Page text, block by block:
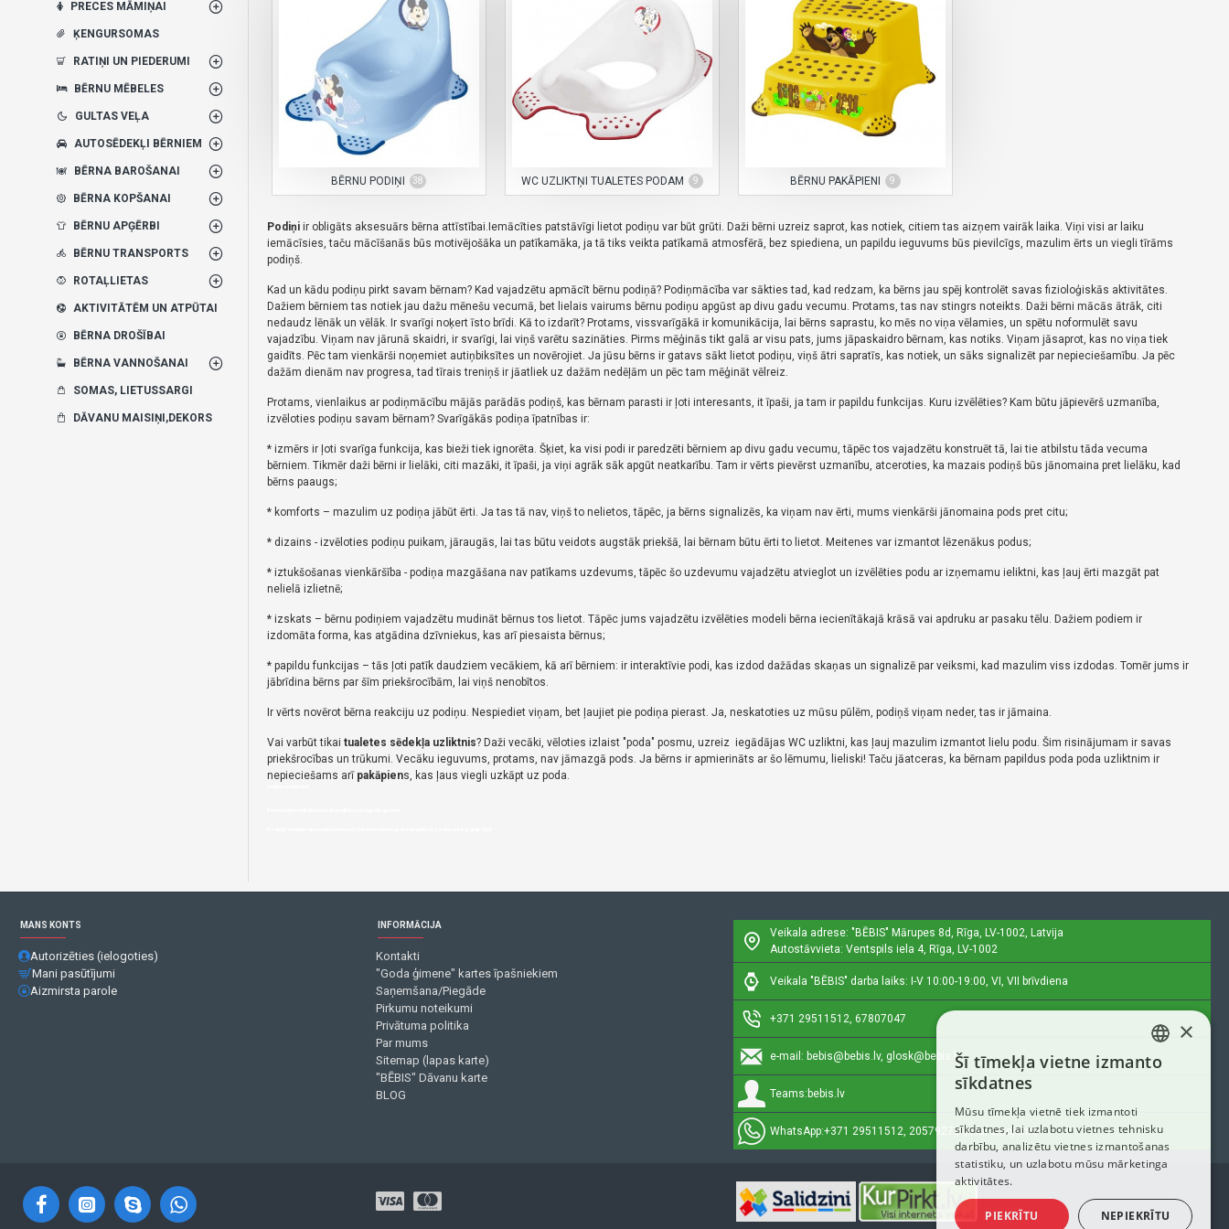
PRECES MĀMIŅAI
ĶENGURSOMAS
RATIŅI UN PIEDERUMI
BĒRNU MĒBELES
GULTAS VEĻA
AUTOSĒDEKĻI BĒRNIEM
BĒRNA BAROŠANAI
BĒRNA KOPŠANAI
BĒRNU APĢĒRBI
BĒRNU TRANSPORTS
ROTAĻLIETAS
AKTIVITĀTĒM UN ATPŪTAI
BĒRNA DROŠĪBAI
BĒRNA VANNOŠANAI
SOMAS, LIETUSSARGI
DĀVANU MAISIŅI,DEKORS
Podiņi ir obligāts aksesuārs bērna attīstībai.Iemācīties patstāvīgi lietot podiņu var būt grūti. Daži bērni uzreiz saprot, kas notiek, citiem tas aizņem vairāk laika. Viņi visi ar laiku
iemācīsies, taču mācīšanās būs motivējošāka un patīkamāka, ja tā tiks veikta patīkamā atmosfērā, bez spiediena, un papildu ieguvums būs pievilcīgs, mazulim ērts un viegli tīrāms
podiņš.
Kad un kādu podiņu pirkt savam bērnam? Kad vajadzētu apmācīt bērnu podiņā? Podiņmācība var sākties tad, kad redzam, ka bērns jau spēj kontrolēt savas fizioloģiskās aktivitātes.
Dažiem bērniem tas notiek jau dažu mēnešu vecumā, bet lielais vairums bērnu podiņu apgūst ap divu gadu vecumu. Protams, tas nav stingrs noteikts. Daži bērni mācās ātrāk, citi
nedaudz lēnāk un vēlāk. Ir svarīgi noķert īsto brīdi. Kā to izdarīt? Protams, vissvarīgākā ir komunikācija, lai bērns saprastu, ko mēs no viņa vēlamies, un spētu noformulēt savu
vajadzību. Viņam nav jārunā skaidri, ir svarīgi, lai viņš varētu sazināties. Pirms mēģinās tikt galā ar visu pats, jums jāpaskaidro bērnam, kas notiks. Viņam jāsaprot, kas no viņa tiek
gaidīts. Pēc tam vienkārši noņemiet autiņbiksītes un novērojiet. Ja jūsu bērns ir gatavs sākt lietot podiņu, viņš ātri sapratīs, kas notiek, un sāks signalizēt par nepieciešamību. Ja pēc
dažām dienām nav progresa, tad tīrais treniņš ir jāatliek uz dažām nedēļām un pēc tam mēģināt vēlreiz.
Protams, vienlaikus ar podiņmācību mājās parādās podiņš, kas bērnam parasti ir ļoti interesants, it īpaši, ja tam ir papildu funkcijas. Kuru izvēlēties? Kam būtu jāpievērš uzmanība,
izvēloties podiņu savam bērnam? Svarīgākās podiņa īpatnības ir:
* izmērs ir ļoti svarīga funkcija, kas bieži tiek ignorēta. Šķiet, ka visi podi ir paredzēti bērniem ap divu gadu vecumu, tāpēc tos vajadzētu konstruēt tā, lai tie atbilstu tāda vecuma
bērniem. Tikmēr daži bērni ir lielāki, citi mazāki, it īpaši, ja viņi agrāk sāk apgūt neatkarību. Tam ir vērts pievērst uzmanību, atceroties, ka mazais podiņš būs jānomaina pret lielāku, kad
bērns paaugs;
* komforts – mazulim uz podiņa jābūt ērti. Ja tas tā nav, viņš to nelietos, tāpēc, ja bērns signalizēs, ka viņam nav ērti, mums vienkārši jānomaina pods pret citu;
* dizains - izvēloties podiņu puikam, jāraugās, lai tas būtu veidots augstāk priekšā, lai bērnam būtu ērti to lietot. Meitenes var izmantot lēzenākus podus;
* iztukšošanas vienkāršība - podiņa mazgāšana nav patīkams uzdevums, tāpēc šo uzdevumu vajadzētu atvieglot un izvēlēties podu ar izņemamu ieliktni, kas ļauj ērti mazgāt pat
nelielā izlietnē;
* izskats – bērnu podiņiem vajadzētu mudināt bērnus tos lietot. Tāpēc jums vajadzētu izvēlēties modeli bērna iecienītākajā krāsā vai apdruku ar pasaku tēlu. Dažiem podiem ir
izdomāta forma, kas atgādina dzīvniekus, kas arī piesaista bērnus;
* papildu funkcijas – tās ļoti patīk daudziem vecākiem, kā arī bērniem: ir interaktīvie podi, kas izdod dažādas skaņas un signalizē par veiksmi, kad mazulim viss izdodas. Tomēr jums ir
jābrīdina bērns par šīm priekšrocībām, lai viņš nenobītos.
Ir vērts novērot bērna reakciju uz podiņu. Nespiediet viņam, bet ļaujiet pie podiņa pierast. Ja, neskatoties uz mūsu pūlēm, podiņš viņam neder, tas ir jāmaina.
Vai varbūt tikai tualetes sēdekļa uzliktnis? Daži vecāki, vēloties izlaist "poda" posmu, uzreiz iegādājas WC uzliktni, kas ļauj mazulim izmantot lielu podu. Šim risinājumam ir savas
priekšrocības un trūkumi. Vecāku ieguvums, protams, nav jāmazgā pods. Ja bērns ir apmierināts ar šo lēmumu, lieliski! Taču jāatceras, ka bērnam papildus poda poda uzliktnim ir
nepieciešams arī pakāpiens, kas ļaus viegli uzkāpt uz poda.
BĒRNU PODIŅI 38 WC UZLIKTŅI TUALETES PODAM 9 BĒRNU PAKĀPIENI 9
MANS KONTS
Autorizēties (ielogoties)
Mani pasūtījumi
Aizmirsta parole
INFORMĀCIJA
Kontakti
"Goda ģimene" kartes īpašniekiem
Saņemšana/Piegāde
Pirkumu noteikumi
Privātuma politika
Par mums
Sitemap (lapas karte)
"BĒBIS" Dāvanu karte
BLOG
Veikala adrese: "BĒBIS" Mārupes 8d, Rīga, LV-1002, Latvija
Autostāvvieta: Ventspils iela 4, Rīga, LV-1002
Veikala "BĒBIS" darba laiks: I-V 10:00-19:00, VI, VII brīvdiena
+371 29511512, 67807047
e-mail: bebis@bebis.lv, glosk@bebis.lv
Teams: bebis.lv
WhatsApp:+371 29511512, 20579272 (tikai ziņojumi)
LATVIAN
ENGLISH
×
Šī tīmekļa vietne izmanto
sīkdatnes
Mūsu tīmekļa vietnē tiek izmantoti
sīkdatnes, lai uzlabotu vietnes tehnisku
darbību, analizētu vietnes izmantošanas
statistiku, un uzlabotu mūsu mārketinga
aktivitātes.
PIEKRĪTU NEPIEKRĪTU